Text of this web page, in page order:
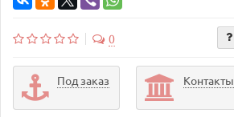
0
Под заказ Контакты